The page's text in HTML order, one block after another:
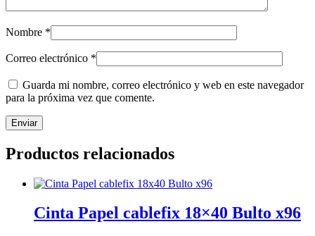
Nombre *
Correo electrónico *
Guarda mi nombre, correo electrónico y web en este navegador
para la próxima vez que comente.
Productos relacionados
Cinta Papel cablefix 18×40 Bulto x96